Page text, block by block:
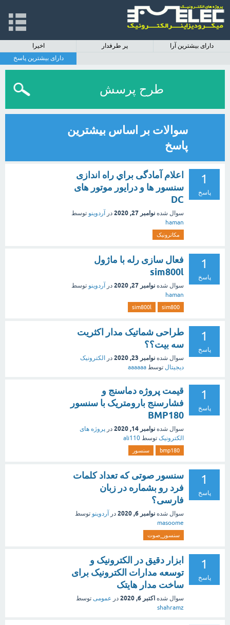
اخیرا پر طرفدار
دارای بیشترین آرا
دارای بیشترین پاسخ
طرح پرسش
سوالات بر اساس بیشترین
پاسخ
1
پاسخ
اعلام آمادگی براي راه اندازی
سنسور ها و درایور موتور های
DC
سوال شده نوامبر 27, 2020 در آردوینو توسط
haman
مکاترونیک
1
پاسخ
فعال سازی رله با ماژول
sim800l
سوال شده نوامبر 27, 2020 در آردوینو توسط
haman
sim800
sim800l
1
پاسخ
طراحی شماتیک مدار اکثریت
سه بیت؟؟
سوال شده نوامبر 23, 2020 در
الکترونیک
دیجیتال توسط aaaaaa
1
پاسخ
قیمت پروژه دماسنج و
فشارسنج بارومتریک با سنسور
BMP180
سوال شده نوامبر 14, 2020 در پروژه های
الکترونیک توسط ali110
bmp180 سنسور
1
پاسخ
سنسور صوتی که تعداد کلمات
فرد رو بشماره در زبان
فارسی؟
سوال شده نوامبر 6, 2020 در آردوینو توسط
masoome
سنسور_صوت
1
پاسخ
ابزار دقیق در الکترونیک و
توسعه مدارات الکترونیک برای
ساخت مدار هایتک
سوال شده اکتبر 6, 2020 در عمومی توسط
shahramz